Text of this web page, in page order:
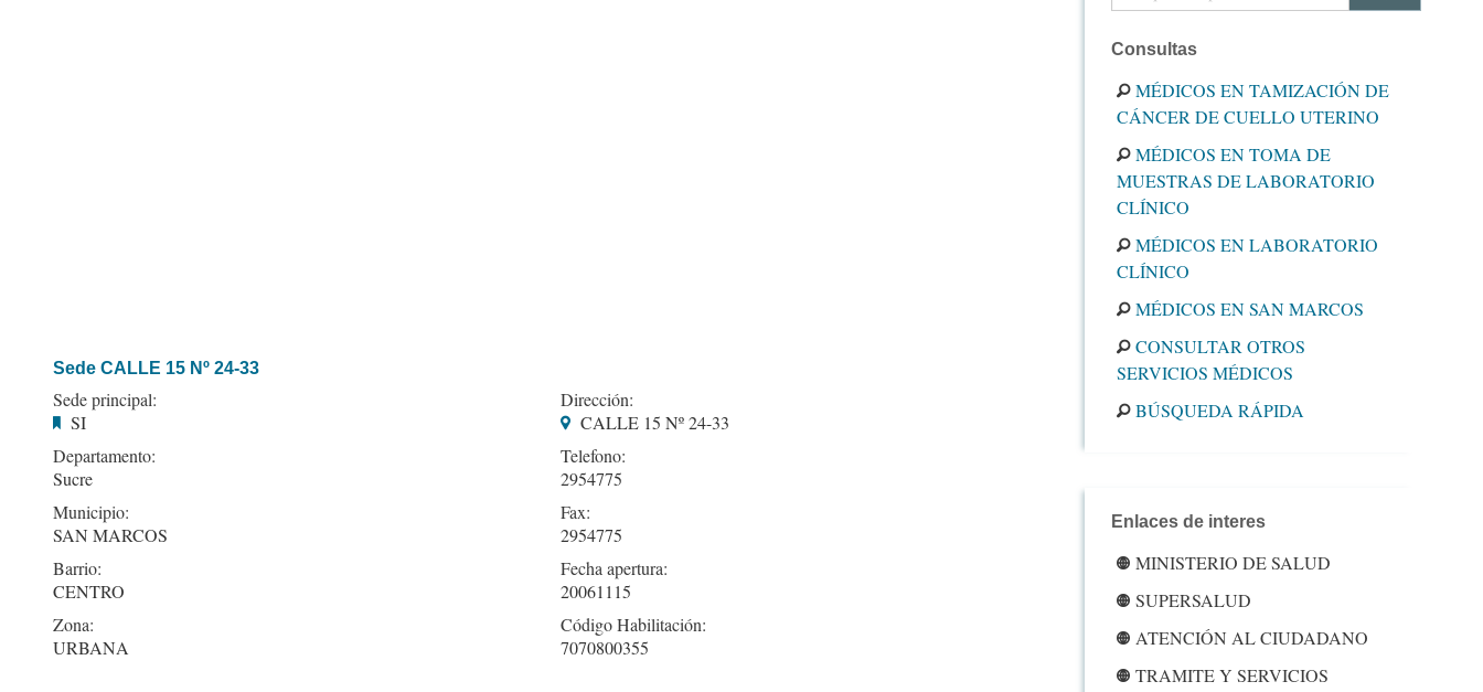
Sede CALLE 15 Nº 24-33
Sede principal:
SI
Departamento:
Sucre
Municipio:
SAN MARCOS
Barrio:
CENTRO
Zona:
URBANA
Dirección:
CALLE 15 Nº 24-33
Telefono:
2954775
Fax:
2954775
Fecha apertura:
20061115
Código Habilitación:
7070800355
Consultas
MÉDICOS EN TAMIZACIÓN DE
CÁNCER DE CUELLO UTERINO
MÉDICOS EN TOMA DE
MUESTRAS DE LABORATORIO
CLÍNICO
MÉDICOS EN LABORATORIO
CLÍNICO
MÉDICOS EN SAN MARCOS
CONSULTAR OTROS
SERVICIOS MÉDICOS
BÚSQUEDA RÁPIDA
Enlaces de interes
MINISTERIO DE SALUD
SUPERSALUD
ATENCIÓN AL CIUDADANO
TRAMITE Y SERVICIOS